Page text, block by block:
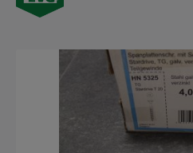
Bildergalerie überspringen